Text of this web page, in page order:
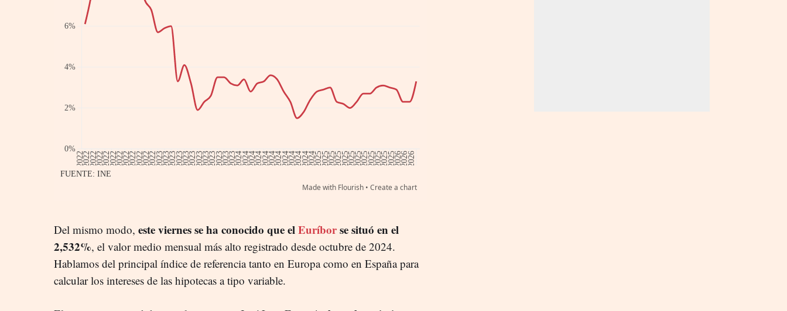
Del mismo modo, este viernes se ha conocido que elEuríborse situó en el
2,532%, el valor medio mensual más alto registrado desde octubre de 2024.
Hablamos del principal índice de referencia tanto en Europa como en España para
calcular los intereses de las hipotecas a tipo variable.